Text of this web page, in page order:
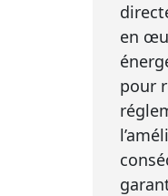
en
pour